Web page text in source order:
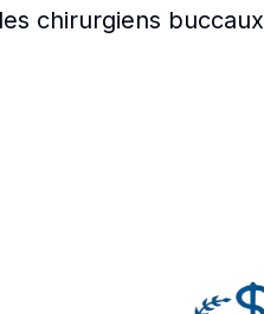
chirurgiens